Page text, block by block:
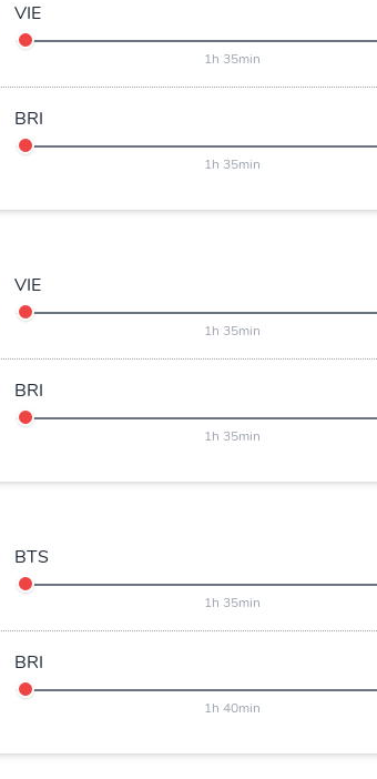
VIE
1h 35min
BRI
1h 35min
VIE
1h 35min
BRI
1h 35min
BTS
1h 35min
BRI
1h 40min